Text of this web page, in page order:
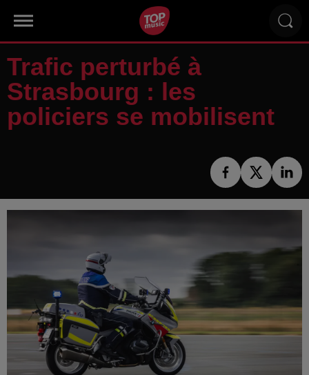
Trafic perturbé à
Strasbourg : les
policiers se mobilisent